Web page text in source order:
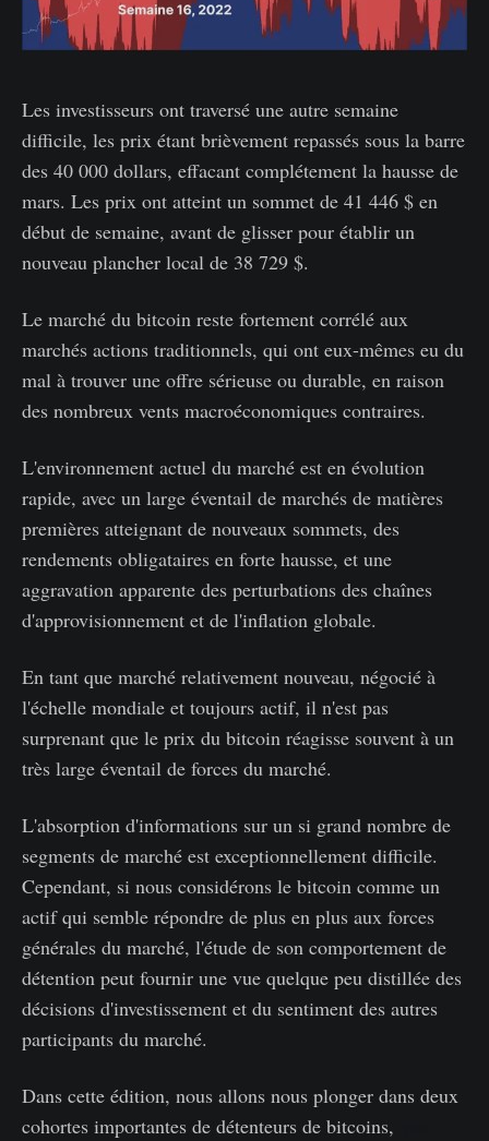
Les investisseurs ont traversé une autre semaine
difficile, les prix étant brièvement repassés sous la barre
des 40 000 dollars, effacant complétement la hausse de
mars. Les prix ont atteint un sommet de 41 446 $ en
début de semaine, avant de glisser pour établir un
nouveau plancher local de 38 729 $.
Le marché du bitcoin reste fortement corrélé aux
marchés actions traditionnels, qui ont eux-mêmes eu du
mal à trouver une offre sérieuse ou durable, en raison
des nombreux vents macroéconomiques contraires.
L'environnement actuel du marché est en évolution
rapide, avec un large éventail de marchés de matières
premières atteignant de nouveaux sommets, des
rendements obligataires en forte hausse, et une
aggravation apparente des perturbations des chaînes
d'approvisionnement et de l'inflation globale.
En tant que marché relativement nouveau, négocié à
l'échelle mondiale et toujours actif, il n'est pas
surprenant que le prix du bitcoin réagisse souvent à un
très large éventail de forces du marché.
L'absorption d'informations sur un si grand nombre de
segments de marché est exceptionnellement difficile.
Cependant, si nous considérons le bitcoin comme un
actif qui semble répondre de plus en plus aux forces
générales du marché, l'étude de son comportement de
détention peut fournir une vue quelque peu distillée des
décisions d'investissement et du sentiment des autres
participants du marché.
Dans cette édition, nous allons nous plonger dans deux
cohortes importantes de détenteurs de bitcoins,